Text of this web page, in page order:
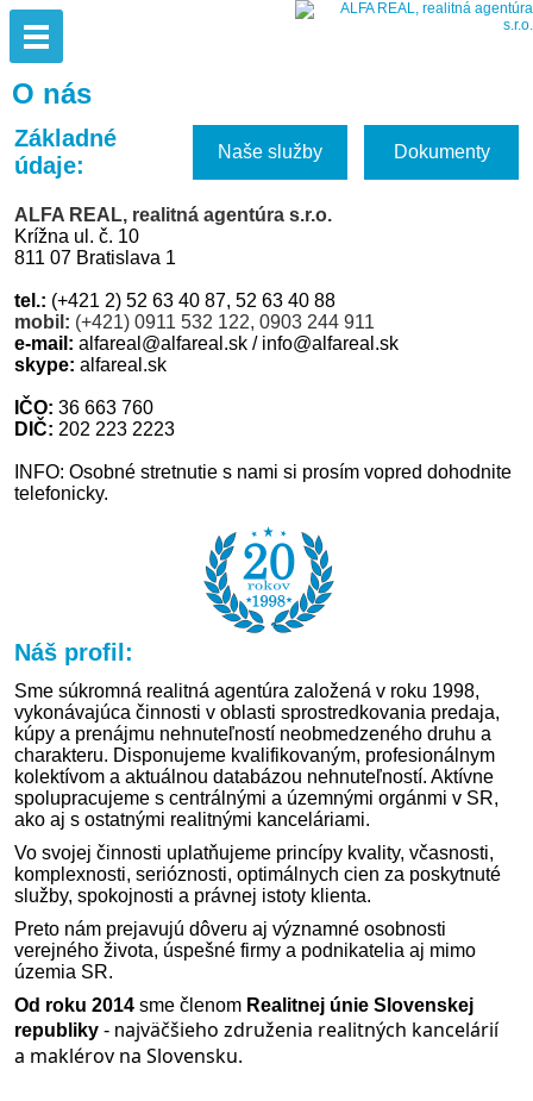
O nás
Základné
údaje:
Naše služby Dokumenty
ALFA REAL, realitná agentúra s.r.o.
Krížna ul. č. 10
811 07 Bratislava 1
tel.: (+421 2) 52 63 40 87, 52 63 40 88
mobil: (+421) 0911 532 122, 0903 244 911
e-mail: alfareal@alfareal.sk / info@alfareal.sk
skype: alfareal.sk
IČO: 36 663 760
DIČ: 202 223 2223
INFO: Osobné stretnutie s nami si prosím vopred dohodnite
telefonicky.
Náš profil:
Sme súkromná realitná agentúra založená v roku 1998,
vykonávajúca činnosti v oblasti sprostredkovania predaja,
kúpy a prenájmu nehnuteľností neobmedzeného druhu a
charakteru. Disponujeme kvalifikovaným, profesionálnym
kolektívom a aktuálnou databázou nehnuteľností. Aktívne
spolupracujeme s centrálnými a územnými orgánmi v SR,
ako aj s ostatnými realitnými kanceláriami.
Vo svojej činnosti uplatňujeme princípy kvality, včasnosti,
komplexnosti, serióznosti, optimálnych cien za poskytnuté
služby, spokojnosti a právnej istoty klienta.
Preto nám prejavujú dôveru aj významné osobnosti
verejného života, úspešné firmy a podnikatelia aj mimo
územia SR.
Od roku 2014 sme členom Realitnej únie Slovenskej
republiky - najväčšieho združenia realitných kancelárií
a maklérov na Slovensku.